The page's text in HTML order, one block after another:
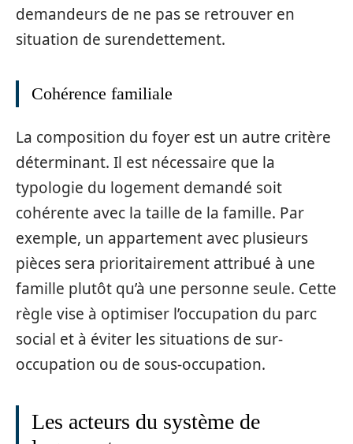
demandeurs de ne pas se retrouver en
situation de surendettement.
Cohérence familiale
La composition du foyer est un autre critère
déterminant. Il est nécessaire que la
typologie du logement demandé soit
cohérente avec la taille de la famille. Par
exemple, un appartement avec plusieurs
pièces sera prioritairement attribué à une
famille plutôt qu’à une personne seule. Cette
règle vise à optimiser l’occupation du parc
social et à éviter les situations de sur-
occupation ou de sous-occupation.
Les acteurs du système de